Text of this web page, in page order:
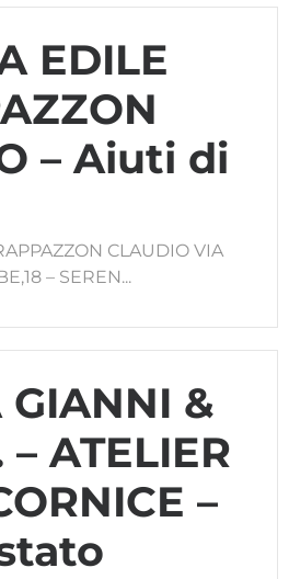
EDILE
– Aiuti di
CLAUDIO VIA
– SEREN...
GIANNI &
– ATELIER
–